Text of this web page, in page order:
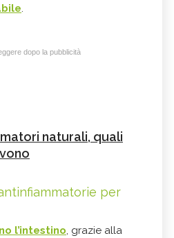
.
dopo la pubblicità
naturali, quali
per
l’intestino, grazie alla